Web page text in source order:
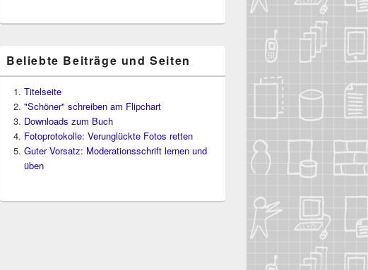
Beliebte Beiträge und Seiten
Titelseite
"Schöner" schreiben am Flipchart
Downloads zum Buch
Fotoprotokolle: Verunglückte Fotos retten
Guter Vorsatz: Moderationsschrift lernen und
üben